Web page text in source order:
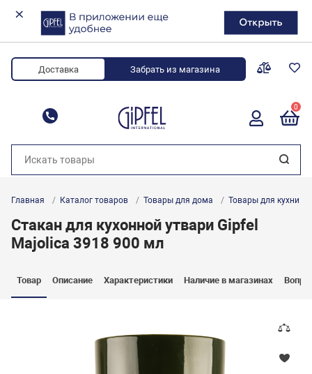
Доставка Забрать из магазина
8 (800) 700-34-88
0
Главная Каталог товаров Товары для дома Товары для кухни
Стакан для кухонной утвари Gipfel
Majolica 3918 900 мл
Товар Описание Характеристики Наличие в магазинах